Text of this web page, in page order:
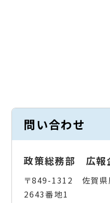
問い合わせ
政策総務部 広報
〒849-1312 佐賀県
2643番地1